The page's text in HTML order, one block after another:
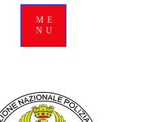
ME
NU